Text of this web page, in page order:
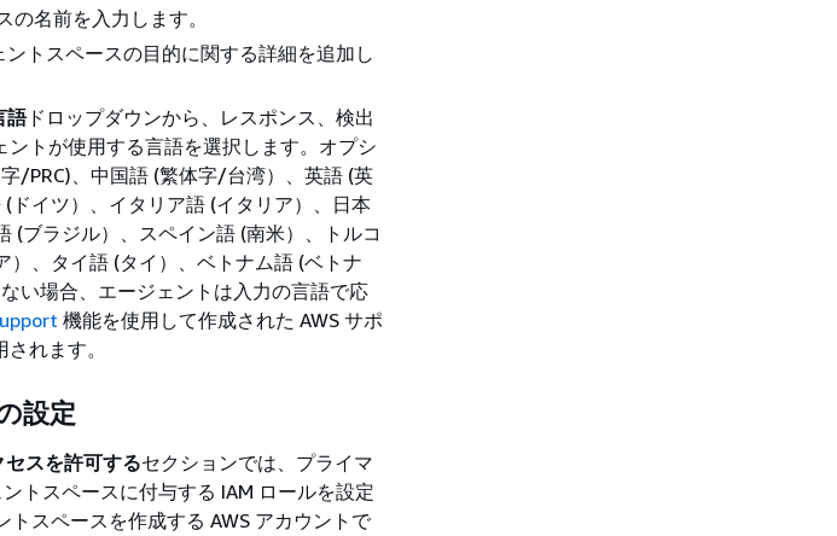
名前を入力します。
トスペースの目的に関する詳細を追加し
語ドロップダウンから、レスポンス、検出
トが使用する言語を選択します。オプシ
/PRC)、中国語 (繁体字/台湾）、英語 (英
ドイツ）、イタリア語 (イタリア）、日本
(ブラジル）、スペイン語 (南米）、トルコ
、タイ語 (タイ）、ベトナム語 (ベトナ
い場合、エージェントは入力の言語で応
機能を使用して作成された AWS サポ
れます。
設定
スを許可するセクションでは、プライマ
トスペースに付与する IAM ロールを設定
スペースを作成する AWS アカウントで